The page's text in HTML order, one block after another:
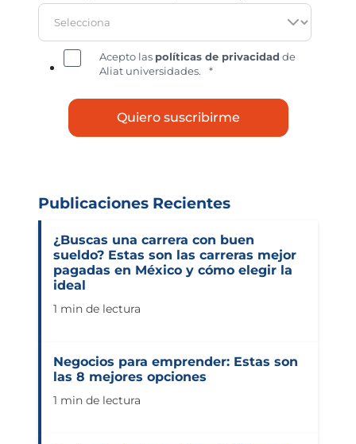
Acepto las políticas de privacidad de
Aliat universidades.
*
Publicaciones Recientes
¿Buscas una carrera con buen
sueldo? Estas son las carreras mejor
pagadas en México y cómo elegir la
ideal
1 min de lectura
Negocios para emprender: Estas son
las 8 mejores opciones
1 min de lectura